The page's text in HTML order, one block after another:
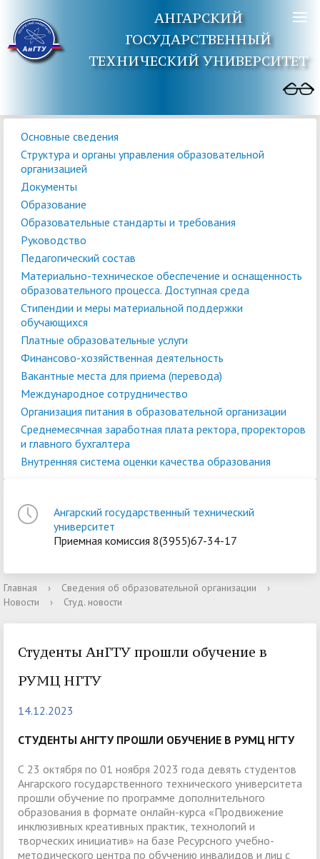
АНГАРСКИЙ
ГОСУДАРСТВЕННЫЙ
ТЕХНИЧЕСКИЙ УНИВЕРСИТЕТ
Основные сведения
Структура и органы управления образовательной
организацией
Документы
Образование
Образовательные стандарты и требования
Руководство
Педагогический состав
Материально-техническое обеспечение и оснащенность
образовательного процесса. Доступная среда
Стипендии и меры материальной поддержки
обучающихся
Платные образовательные услуги
Финансово-хозяйственная деятельность
Вакантные места для приема (перевода)
Международное сотрудничество
Организация питания в образовательной организации
Среднемесячная заработная плата ректора, проректоров
и главного бухгалтера
Внутренняя система оценки качества образования
Ангарский государственный технический
университет
Приемная комиссия 8(3955)67-34-17
Главная › Сведения об образовательной организации
›
Новости
› Студ. новости
Студенты АнГТУ прошли обучение в
РУМЦ НГТУ
14.12.2023
СТУДЕНТЫ АНГТУ ПРОШЛИ ОБУЧЕНИЕ В РУМЦ НГТУ
С 23 октября по 01 ноября 2023 года девять студентов
Ангарского государственного технического университета
прошли обучение по программе дополнительного
образования в формате онлайн-курса «Продвижение
инклюзивных креативных практик, технологий и
творческих инициатив» на базе Ресурсного учебно-
методического центра по обучению инвалидов и лиц с